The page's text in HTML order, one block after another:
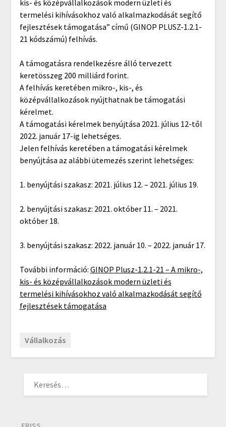
kis- és középvállalkozások modern üzleti és
termelési kihívásokhoz való alkalmazkodását segítő
fejlesztések támogatása” című (GINOP PLUSZ-1.2.1-
21 kódszámú) felhívás.
A támogatásra rendelkezésre álló tervezett
keretösszeg 200 milliárd forint.
A felhívás keretében mikro-, kis-, és
középvállalkozások nyújthatnak be támogatási
kérelmet.
A támogatási kérelmek benyújtása 2021. július 12-től
2022. január 17-ig lehetséges.
Jelen felhívás keretében a támogatási kérelmek
benyújtása az alábbi ütemezés szerint lehetséges:
1. benyújtási szakasz: 2021. július 12. – 2021. július 19.
2. benyújtási szakasz: 2021. október 11. – 2021.
október 18.
3. benyújtási szakasz: 2022. január 10. – 2022. január 17.
További információ: GINOP Plusz-1.2.1-21 – A mikro-,
kis- és középvállalkozások modern üzleti és
termelési kihívásokhoz való alkalmazkodását segítő
fejlesztések támogatása
Vállalkozás